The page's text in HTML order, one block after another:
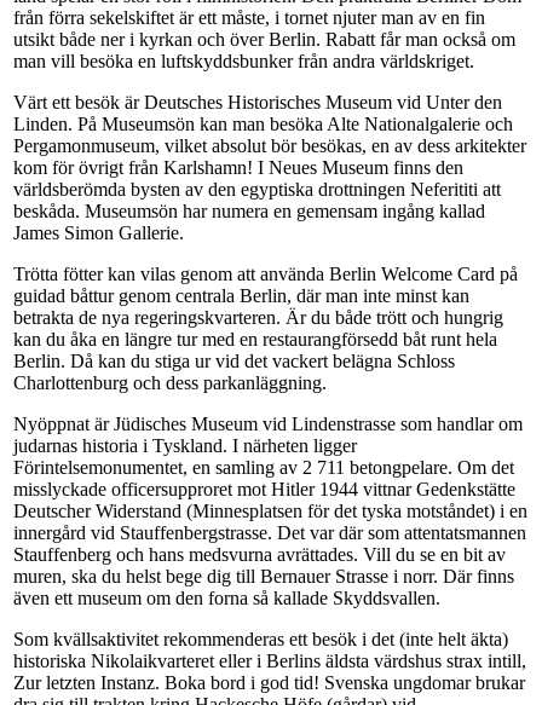
från förra sekelskiftet är ett måste, i tornet njuter man av en fin
utsikt både ner i kyrkan och över Berlin. Rabatt får man också om
man vill besöka en luftskyddsbunker från andra världskriget.
Värt ett besök är Deutsches Historisches Museum vid Unter den
Linden. På Museumsön kan man besöka Alte Nationalgalerie och
Pergamonmuseum, vilket absolut bör besökas, en av dess arkitekter
kom för övrigt från Karlshamn! I Neues Museum finns den
världsberömda bysten av den egyptiska drottningen Neferititi att
beskåda. Museumsön har numera en gemensam ingång kallad
James Simon Gallerie.
Trötta fötter kan vilas genom att använda Berlin Welcome Card på
guidad båttur genom centrala Berlin, där man inte minst kan
betrakta de nya regeringskvarteren. Är du både trött och hungrig
kan du åka en längre tur med en restaurangförsedd båt runt hela
Berlin. Då kan du stiga ur vid det vackert belägna Schloss
Charlottenburg och dess parkanläggning.
Nyöppnat är Jüdisches Museum vid Lindenstrasse som handlar om
judarnas historia i Tyskland. I närheten ligger
Förintelsemonumentet, en samling av 2 711 betongpelare. Om det
misslyckade officersupproret mot Hitler 1944 vittnar Gedenkstätte
Deutscher Widerstand (Minnesplatsen för det tyska motståndet) i en
innergård vid Stauffenbergstrasse. Det var där som attentatsmannen
Stauffenberg och hans medsvurna avrättades. Vill du se en bit av
muren, ska du helst bege dig till Bernauer Strasse i norr. Där finns
även ett museum om den forna så kallade Skyddsvallen.
Som kvällsaktivitet rekommenderas ett besök i det (inte helt äkta)
historiska Nikolaikvarteret eller i Berlins äldsta värdshus strax intill,
Zur letzten Instanz. Boka bord i god tid! Svenska ungdomar brukar